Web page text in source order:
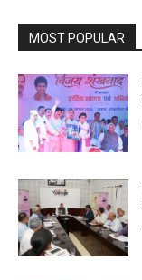
MOST POPULAR